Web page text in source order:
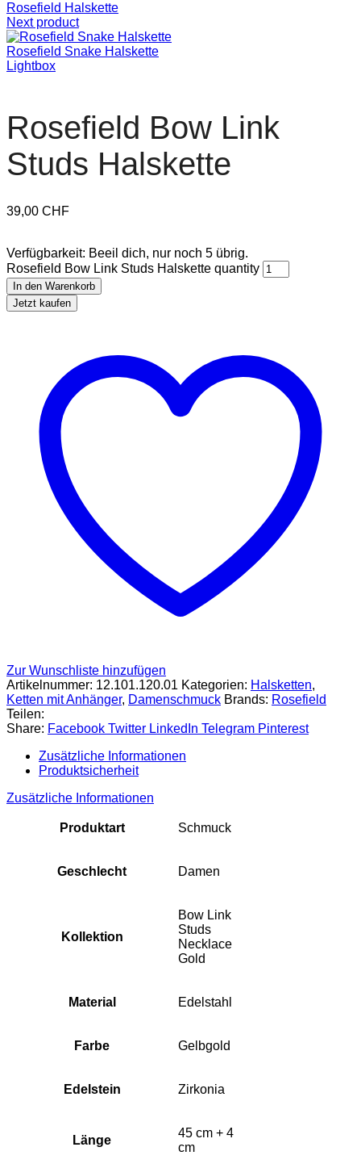
Rosefield Halskette
Next product
Rosefield Snake Halskette
Lightbox
Rosefield Bow Link
Studs Halskette
39,00 CHF
Verfügbarkeit: Beeil dich, nur noch 5 übrig.
Rosefield Bow Link Studs Halskette quantity
In den Warenkorb
Jetzt kaufen
Zur Wunschliste hinzufügen
Artikelnummer: 12.101.120.01 Kategorien: Halsketten,
Ketten mit Anhänger, Damenschmuck Brands: Rosefield
Teilen:
Share: Facebook Twitter LinkedIn Telegram Pinterest
Zusätzliche Informationen
Produktsicherheit
Zusätzliche Informationen
Produktart Schmuck
Geschlecht Damen
Kollektion
Bow Link
Studs
Necklace
Gold
Material Edelstahl
Farbe Gelbgold
Edelstein Zirkonia
Länge
45 cm + 4
cm